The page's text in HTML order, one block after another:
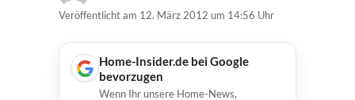
Veröffentlicht am 12. März 2012 um 14:56 Uhr
Home-Insider.de bei Google
bevorzugen
Wenn Ihr unsere Home-News,